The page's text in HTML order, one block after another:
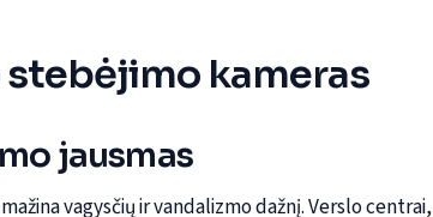
kameras
jausmas
vagysčių ir vandalizmo dažnį. Verslo centrai,